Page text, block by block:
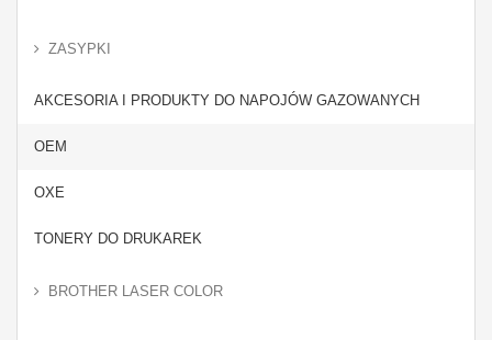
ZASYPKI
AKCESORIA I PRODUKTY DO NAPOJÓW GAZOWANYCH
OEM
OXE
TONERY DO DRUKAREK
BROTHER LASER COLOR